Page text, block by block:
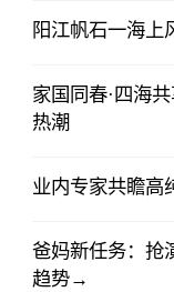
阳江帆石一海上
家国同春·四海
热潮
业内专家共瞻高
爸妈新任务：抢
趋势→